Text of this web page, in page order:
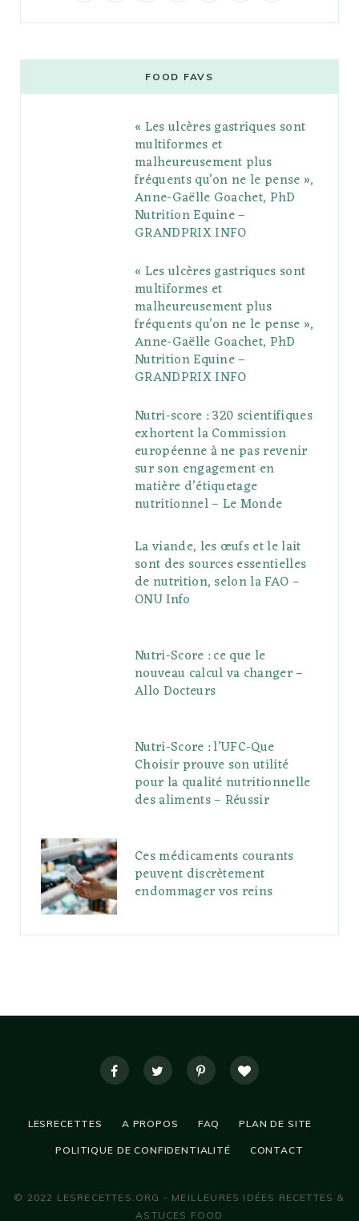
b
t
g
l
e
P
l
s
t
a
g
r
a
m
e
r
e
s
o
l
r
FOOD FAVS
« Les ulcères gastriques sont
multiformes et
malheureusement plus
fréquents qu’on ne le pense »,
Anne-Gaëlle Goachet, PhD
Nutrition Equine –
GRANDPRIX INFO
« Les ulcères gastriques sont
multiformes et
malheureusement plus
fréquents qu’on ne le pense »,
Anne-Gaëlle Goachet, PhD
Nutrition Equine –
GRANDPRIX INFO
Nutri-score : 320 scientifiques
exhortent la Commission
européenne à ne pas revenir
sur son engagement en
matière d’étiquetage
nutritionnel – Le Monde
La viande, les œufs et le lait
sont des sources essentielles
de nutrition, selon la FAO –
ONU Info
Nutri-Score : ce que le
nouveau calcul va changer –
Allo Docteurs
Nutri-Score : l’UFC-Que
Choisir prouve son utilité
pour la qualité nutritionnelle
des aliments – Réussir
Ces médicaments courants
peuvent discrètement
endommager vos reins
LESRECETTES A PROPOS FAQ PLAN DE SITE
POLITIQUE DE CONFIDENTIALITÉ CONTACT
© 2022 LESRECETTES.ORG - MEILLEURES IDÉES RECETTES &
ASTUCES FOOD